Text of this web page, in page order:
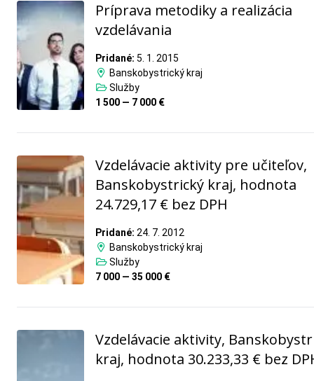
Príprava metodiky a realizácia
vzdelávania
Pridané: 5. 1. 2015
Banskobystrický kraj
Služby
1 500 — 7 000 €
Vzdelávacie aktivity pre učiteľov,
Banskobystrický kraj, hodnota
24.729,17 € bez DPH
Pridané: 24. 7. 2012
Banskobystrický kraj
Služby
7 000 — 35 000 €
Vzdelávacie aktivity,
kraj, hodnota 30.233,33 € bez